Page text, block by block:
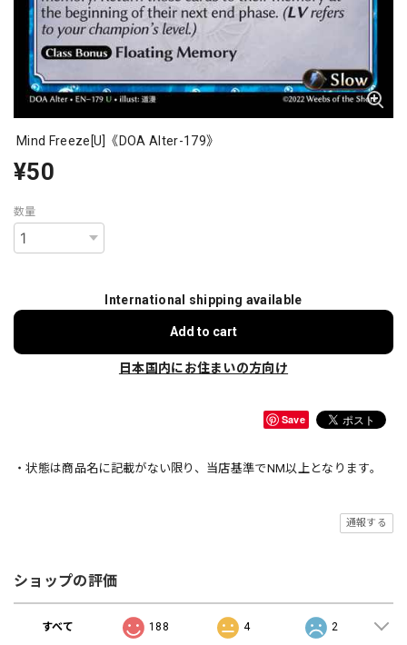
Mind Freeze[U]《DOA Alter-179》
¥50
数量
International shipping available
Add to cart
日本国内にお住まいの方向け
Save
・状態は商品名に記載がない限り、当店基準でNM以上となります。
通報する
ショップの評価
すべて 188 4 2